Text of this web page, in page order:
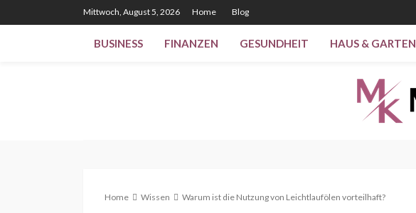
Mittwoch, August 5, 2026 Home Blog
BUSINESS FINANZEN GESUNDHEIT HAUS & GARTEN
Home Wissen Warum ist die Nutzung von Leichtlaufölen vorteilhaft?